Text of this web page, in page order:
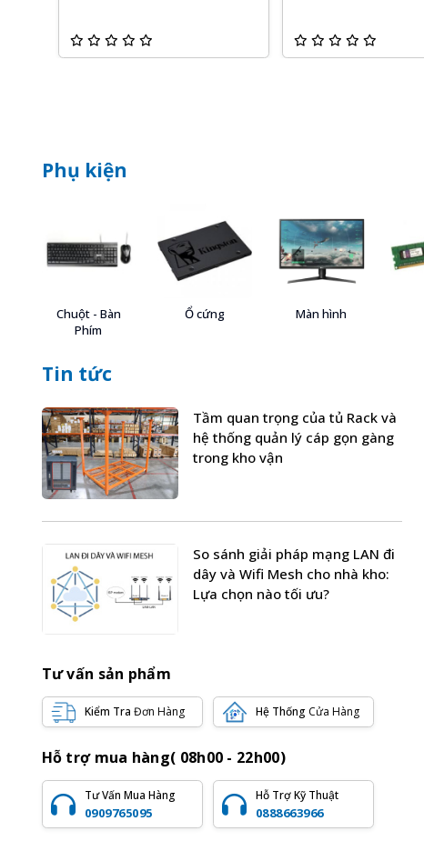
Phụ kiện
Chuột - Bàn
Phím
Ổ cứng Màn hình
Tin tức
Tầm quan trọng của tủ Rack và
hệ thống quản lý cáp gọn gàng
trong kho vận
So sánh giải pháp mạng LAN đi
dây và Wifi Mesh cho nhà kho:
Lựa chọn nào tối ưu?
Tư vấn sản phẩm
Kiểm Tra Đơn Hàng Hệ Thống Cửa Hàng
Hỗ trợ mua hàng( 08h00 - 22h00)
Tư Vấn Mua Hàng
0909765095
Hỗ Trợ Kỹ Thuật
0888663966